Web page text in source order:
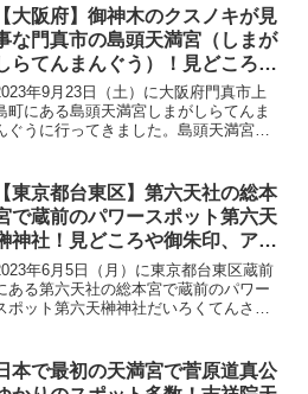
【大阪府】御神木のクスノキが見
な門真市の島頭天満宮（しまが
らてんまんぐう）！見どころや
朱印、アクセス・駐車場をご紹
年9月23日（土）に大阪府門真市上
町にある島頭天満宮しまがしらてんま
ぐうに行ってきました。島頭天満宮は
があります。今回、実際に島頭天満宮に
拝してきましたの...
【東京都台東区】第六天社の総本
で蔵前のパワースポット第六天
神社！見どころや御朱印、アク
ス・駐車場をご紹介
年6月5日（月）に東京都台東区蔵前
ある第六天社の総本宮で蔵前のパワー
ポット第六天榊神社だいろくてんさか
武尊が東夷征伐の際に面足尊おもだる
惶根尊あや...
本で最初の天満宮で菅原道真公